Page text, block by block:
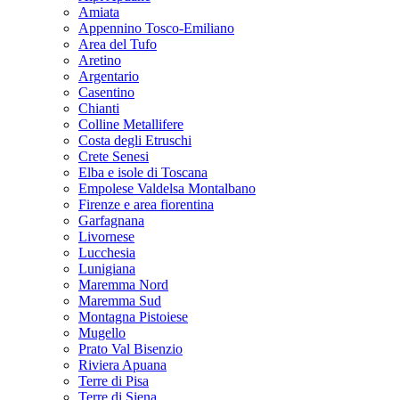
Amiata
Appennino Tosco-Emiliano
Area del Tufo
Aretino
Argentario
Casentino
Chianti
Colline Metallifere
Costa degli Etruschi
Crete Senesi
Elba e isole di Toscana
Empolese Valdelsa Montalbano
Firenze e area fiorentina
Garfagnana
Livornese
Lucchesia
Lunigiana
Maremma Nord
Maremma Sud
Montagna Pistoiese
Mugello
Prato Val Bisenzio
Riviera Apuana
Terre di Pisa